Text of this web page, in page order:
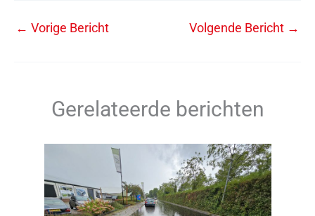
← Vorige Bericht Volgende Bericht →
Gerelateerde berichten